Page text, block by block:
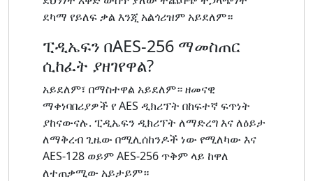
ደካማ የይለፍ ቃል እንጂ አልጎሪዝም አይደለም።
ፒዲኤፍን በAES-256 ማመስጠር
ሲከፈት ያዘገየዋል?
አይደለም፣ በማስተዋል አይደለም። ዘመናዊ
ማቀነባበሪያዎች የ AES ዲክሪፕት በከፍተኛ ፍጥነት
ያከናውናሉ. ፒዲኤፍን ዲክሪፕት ለማድረግ እና ለዕይታ
ለማቅረብ ጊዜው በሚሊሰከንዶች ነው የሚለካው እና
AES-128 ወይም AES-256 ጥቅም ላይ ከዋለ
ለተጠቃሚው አይታይም።